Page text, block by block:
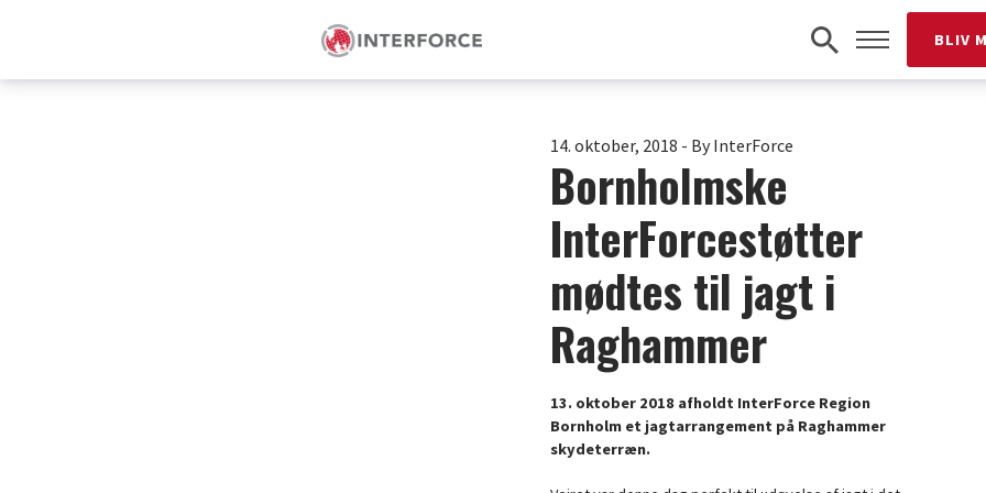
BLIV
14. oktober, 2018 - By InterForce
Bornholmske
InterForcestøtter
mødtes til jagt i
Raghammer
13. oktober 2018 afholdt InterForce Region
Bornholm et jagtarrangement på Raghammer
skydeterræn.